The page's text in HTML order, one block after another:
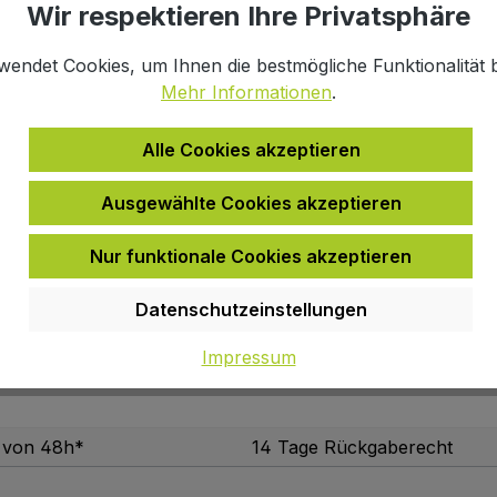
Multitalent fährt gerne Rad, ist mit der extra
Frontklappe mit Magnetverschluss und die
Adapter Platte auf der Taschenrückseite. Der
zu Ihrem Rad passt.
von 48h* 14 Tage Rückgaberecht
Wir respektieren Ihre Privatsphäre
Cookies, um Ihnen die bestmögliche Funktionalität
Mehr Informationen.
Alle Cookies akzeptieren
Ausgewählte Cookies akzeptieren
Nur funktionale Cookies akzeptieren
Datenschutzeinstellungen
Impressum